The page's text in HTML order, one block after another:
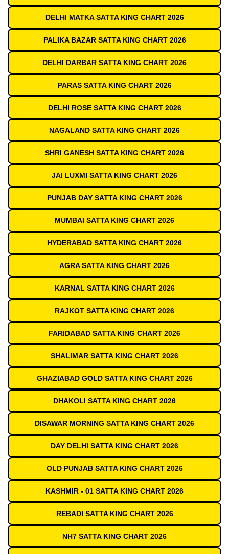
DELHI MATKA SATTA KING CHART 2026
PALIKA BAZAR SATTA KING CHART 2026
DELHI DARBAR SATTA KING CHART 2026
PARAS SATTA KING CHART 2026
DELHI ROSE SATTA KING CHART 2026
NAGALAND SATTA KING CHART 2026
SHRI GANESH SATTA KING CHART 2026
JAI LUXMI SATTA KING CHART 2026
PUNJAB DAY SATTA KING CHART 2026
MUMBAI SATTA KING CHART 2026
HYDERABAD SATTA KING CHART 2026
AGRA SATTA KING CHART 2026
KARNAL SATTA KING CHART 2026
RAJKOT SATTA KING CHART 2026
FARIDABAD SATTA KING CHART 2026
SHALIMAR SATTA KING CHART 2026
GHAZIABAD GOLD SATTA KING CHART 2026
DHAKOLI SATTA KING CHART 2026
DISAWAR MORNING SATTA KING CHART 2026
DAY DELHI SATTA KING CHART 2026
OLD PUNJAB SATTA KING CHART 2026
KASHMIR - 01 SATTA KING CHART 2026
REBADI SATTA KING CHART 2026
NH7 SATTA KING CHART 2026